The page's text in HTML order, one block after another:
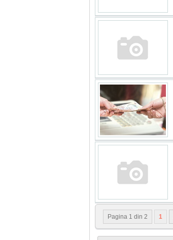
Pagina 1 din 2 1